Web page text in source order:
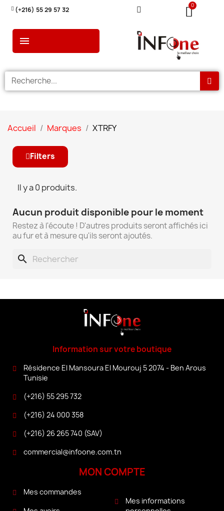
(+216) 55 29 57 32
Accueil Marques XTRFY
Filters
Il y a 0 produits.
Aucun produit disponible pour le moment
Restez à l'écoute ! D'autres produits seront affichés ici
au fur et à mesure qu'ils seront ajoutés.
search
Information sur votre boutique
Résidence El Mansoura El Mourouj 5 2074 - Ben Arous
Tunisie
(+216) 55 295 732
(+216) 24 000 358
(+216) 26 265 740 (SAV)
commercial@infoone.com.tn
MON COMPTE
Mes commandes
Mes informations